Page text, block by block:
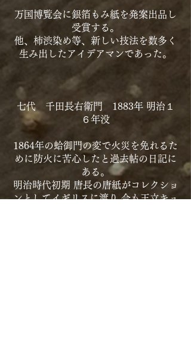
万国博覧会に銀箔もみ紙を発案出品し
受賞する。
他、柿渋染め等、新しい技法を数多く
生み出したアイデアマンであった。
七代 千田長右衛門 1883年 明治１
６年没
1864年の蛤御門の変で火災を免れるた
めに防火に苦心したと過去帖の日記に
ある。
明治時代初期 唐長の唐紙がコレクショ
ンとしてイギリスに渡り 今も王立キュ